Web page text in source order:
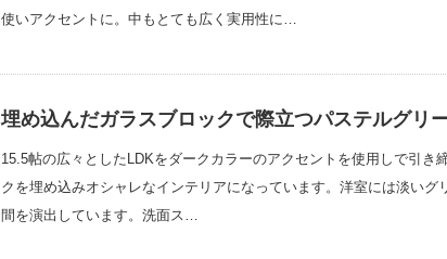
使いアクセントに。中もとても広く実用性に…
埋め込んだガラスブロックで際立つパステルグリ
15.5帖の広々としたLDKをダークカラーのアクセントを使用しで引き
クを埋め込みオシャレなインテリアになっています。洋室には淡いグ
間を演出しています。洗面ス…